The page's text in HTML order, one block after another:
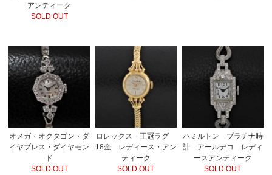
アンティーク
SOLD OUT
オメガ・オクタゴン・ダ
イヤブレス・ダイヤモン
ド
SOLD OUT
ロレックス 王冠ラグ
18金 レディース・アン
ティーク
SOLD OUT
ハミルトン プラチナ時
計 アールデコ レディ
ースアンティーク
SOLD OUT